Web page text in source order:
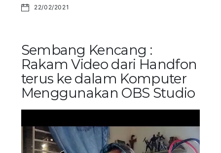
22/02/2021
Sembang Kencang :
Rakam Video dari Handfon
terus ke dalam Komputer
Menggunakan OBS Studio